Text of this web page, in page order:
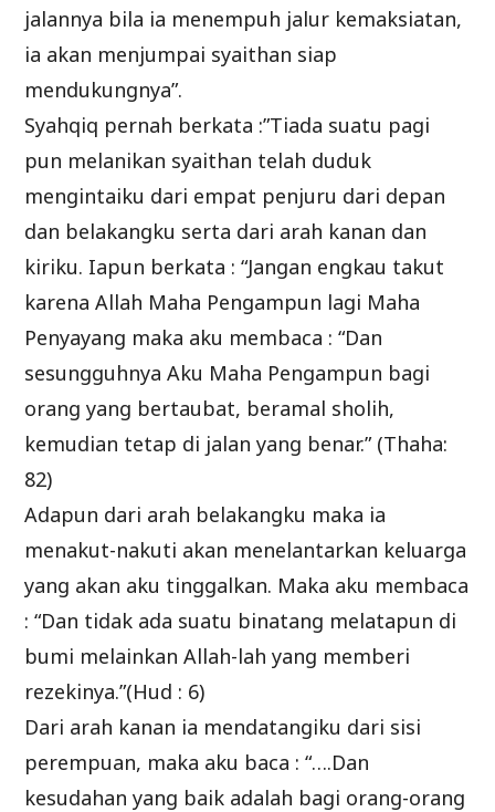
jalannya bila ia menempuh jalur kemaksiatan,
ia akan menjumpai syaithan siap
mendukungnya”.
Syahqiq pernah berkata :”Tiada suatu pagi
pun melanikan syaithan telah duduk
mengintaiku dari empat penjuru dari depan
dan belakangku serta dari arah kanan dan
kiriku. Iapun berkata : “Jangan engkau takut
karena Allah Maha Pengampun lagi Maha
Penyayang maka aku membaca : “Dan
sesungguhnya Aku Maha Pengampun bagi
orang yang bertaubat, beramal sholih,
kemudian tetap di jalan yang benar.” (Thaha:
82)
Adapun dari arah belakangku maka ia
menakut-nakuti akan menelantarkan keluarga
yang akan aku tinggalkan. Maka aku membaca
: “Dan tidak ada suatu binatang melatapun di
bumi melainkan Allah-lah yang memberi
rezekinya.”(Hud : 6)
Dari arah kanan ia mendatangiku dari sisi
perempuan, maka aku baca : “….Dan
kesudahan yang baik adalah bagi orang-orang